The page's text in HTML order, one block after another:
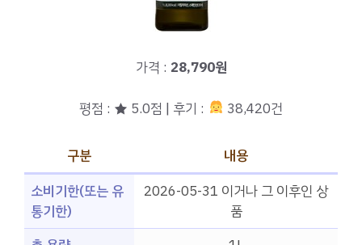
가격 : 28,790원
평점 : ★ 5.0점 | 후기 : 38,420건
구분
내용
소비기한(또는 유
통기한)
2026-05-31 이거나 그 이후인 상
품